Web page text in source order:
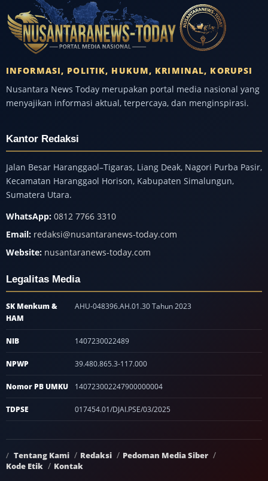
INFORMASI, POLITIK, HUKUM, KRIMINAL, KORUPSI
Nusantara News Today merupakan portal media nasional yang
menyajikan informasi aktual, terpercaya, dan menginspirasi.
Kantor Redaksi
Jalan Besar Haranggaol–Tigaras, Liang Deak, Nagori Purba Pasir,
Kecamatan Haranggaol Horison, Kabupaten Simalungun,
Sumatera Utara.
WhatsApp: 0812 7766 3310
Email: redaksi@nusantaranews-today.com
Website: nusantaranews-today.com
Legalitas Media
SK Menkum &
HAM
AHU-048396.AH.01.30 Tahun 2023
NIB 1407230022489
NPWP 39.480.865.3-117.000
Nomor PB UMKU 140723002247900000004
TDPSE 017454.01/DJAI.PSE/03/2025
Tentang Kami Redaksi
Pedoman Media Siber
Kode Etik
Kontak